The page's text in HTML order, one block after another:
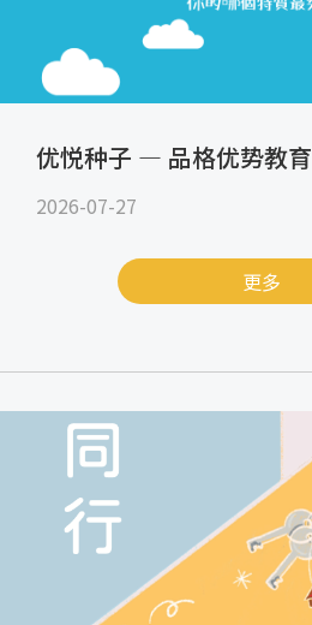
优悦种子 — 品格优势教育
2026-07-27
更多